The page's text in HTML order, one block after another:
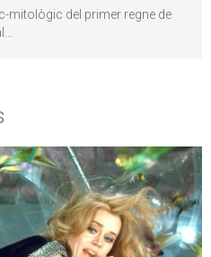
mitològic del primer regne de